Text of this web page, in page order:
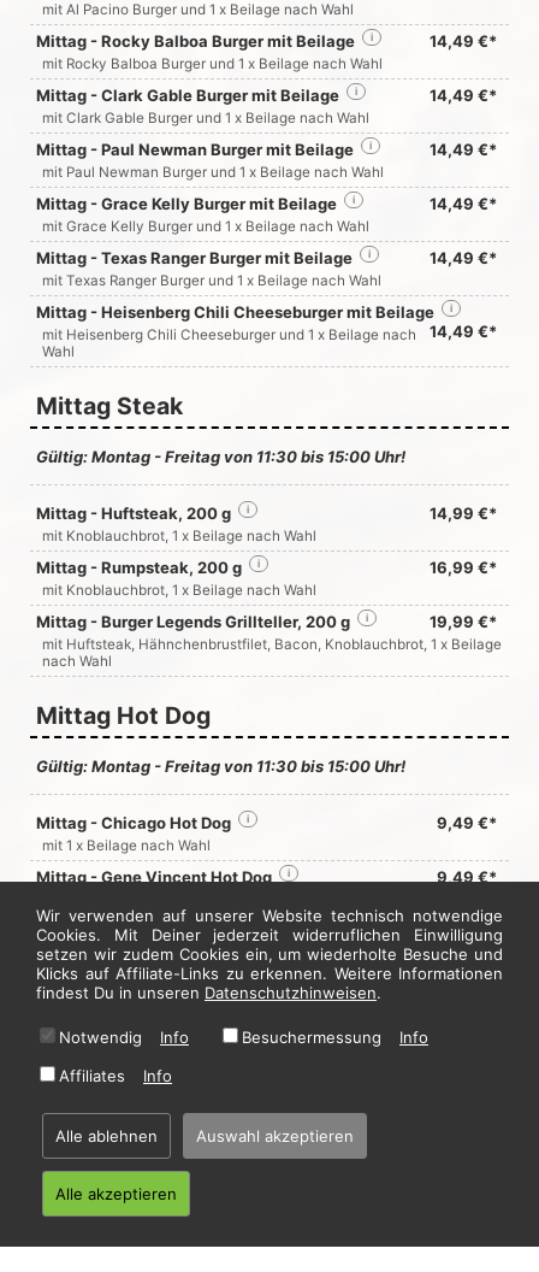
mit Al Pacino Burger und 1 x Beilage nach Wahl
Mittag - Rocky Balboa Burger mit Beilage 14,49 €*
i
mit Rocky Balboa Burger und 1 x Beilage nach Wahl
Mittag - Clark Gable Burger mit Beilage 14,49 €*
i
mit Clark Gable Burger und 1 x Beilage nach Wahl
Mittag - Paul Newman Burger mit Beilage 14,49 €*
i
mit Paul Newman Burger und 1 x Beilage nach Wahl
Mittag - Grace Kelly Burger mit Beilage 14,49 €*
i
mit Grace Kelly Burger und 1 x Beilage nach Wahl
Mittag - Texas Ranger Burger mit Beilage 14,49 €*
i
mit Texas Ranger Burger und 1 x Beilage nach Wahl
Mittag - Heisenberg Chili Cheeseburger mit Beilage
14,49 €*
i
mit Heisenberg Chili Cheeseburger und 1 x Beilage nach
Wahl
Mittag Steak
Gültig: Montag - Freitag von 11:30 bis 15:00 Uhr!
Mittag - Huftsteak, 200 g 14,99 €*
i
mit Knoblauchbrot, 1 x Beilage nach Wahl
Mittag - Rumpsteak, 200 g 16,99 €*
i
mit Knoblauchbrot, 1 x Beilage nach Wahl
Mittag - Burger Legends Grillteller, 200 g 19,99 €*
i
mit Huftsteak, Hähnchenbrustfilet, Bacon, Knoblauchbrot, 1 x Beilage
nach Wahl
Mittag Hot Dog
Gültig: Montag - Freitag von 11:30 bis 15:00 Uhr!
Mittag - Chicago Hot Dog 9,49 €*
i
mit 1 x Beilage nach Wahl
Mittag - Gene Vincent Hot Dog 9,49 €*
i
• enthällt Formfleisch
Mittag - Brigitte Nielsen Hot Dog 9,49 €*
mit 1 x Beilage nach Wahl
Jetzt hier bestellen
* Alle Preise in Euro inkl. gesetzl. MwSt. Abbildungen können ggf. abweichen.
Informationen zu Inhalts- und Zusatzstoffen finden Sie unter
Home
Wir verwenden auf unserer Website technisch notwendige
Cookies. Mit Deiner jederzeit widerruflichen Einwilligung
setzen wir zudem Cookies ein, um wiederholte Besuche und
Klicks auf Affiliate-Links zu erkennen. Weitere Informationen
findest Du in unseren Datenschutzhinweisen.
Notwendig Info Besuchermessung
Info
Affiliates
Info
Alle ablehnen Auswahl akzeptieren
Alle akzeptieren